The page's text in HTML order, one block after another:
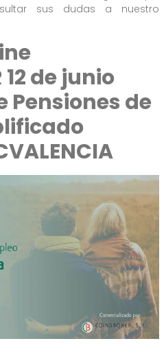
sus dudas a nuestro
12 de junio
Pensiones de